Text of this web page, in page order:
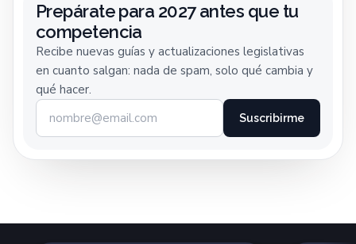
Prepárate para 2027 antes que tu
competencia
Recibe nuevas guías y actualizaciones legislativas
en cuanto salgan: nada de spam, solo qué cambia y
qué hacer.
Suscribirme